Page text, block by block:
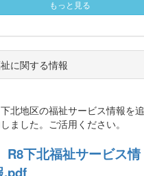
もっと見る
に関する情報
北地区の福祉サービス情報を追
ました。ご活用ください。
R8下北福祉サービス情